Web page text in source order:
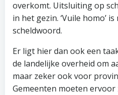
overkomt. Uitsluiting op
in het gezin. ‘Vuile homo’
scheldwoord.
Er ligt hier dan ook een
de landelijke overheid om
maar zeker ook voor
Gemeenten moeten